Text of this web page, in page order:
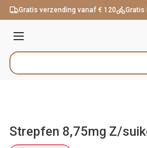
Ga naar de inhoud
Gratis verzending vanaf € 120 Gratis
Menu
Product, merk, categorie...
Strepfen 8,75mg Z/